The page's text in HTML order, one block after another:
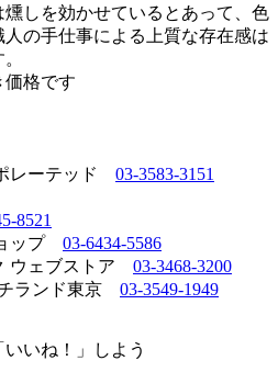
しを効かせているとあって、色
の手仕事による上質な存在感は
格です
レーテッド 03-3583-3151
8521
ップ 03-6434-5586
ウェブストア 03-3468-3200
ランド東京 03-3549-1949
いね！」しよう